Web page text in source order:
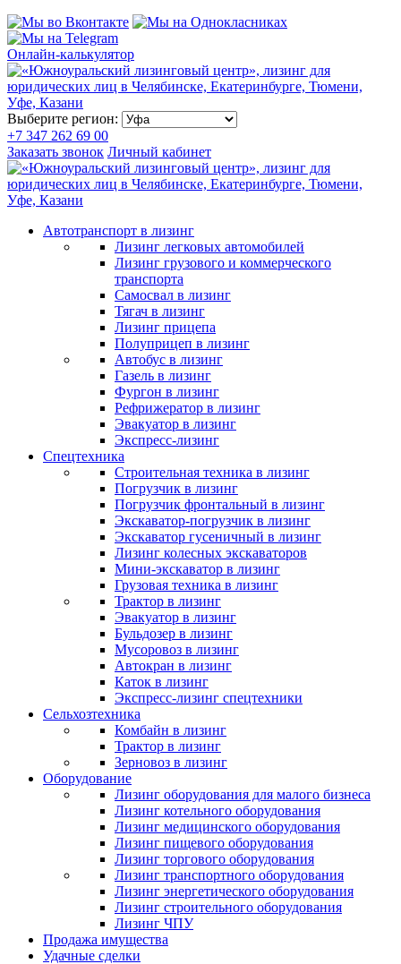
Онлайн-калькулятор
Выберите регион:
+7 347 262 69 00
Заказать звонок Личный кабинет
Автотранспорт в лизинг
Лизинг легковых автомобилей
Лизинг грузового и коммерческого
транспорта
Самосвал в лизинг
Тягач в лизинг
Лизинг прицепа
Полуприцеп в лизинг
Автобус в лизинг
Газель в лизинг
Фургон в лизинг
Рефрижератор в лизинг
Эвакуатор в лизинг
Экспресс-лизинг
Спецтехника
Строительная техника в лизинг
Погрузчик в лизинг
Погрузчик фронтальный в лизинг
Экскаватор-погрузчик в лизинг
Экскаватор гусеничный в лизинг
Лизинг колесных экскаваторов
Мини-экскаватор в лизинг
Грузовая техника в лизинг
Трактор в лизинг
Эвакуатор в лизинг
Бульдозер в лизинг
Мусоровоз в лизинг
Автокран в лизинг
Каток в лизинг
Экспресс-лизинг спецтехники
Сельхозтехника
Комбайн в лизинг
Трактор в лизинг
Зерновоз в лизинг
Оборудование
Лизинг оборудования для малого бизнеса
Лизинг котельного оборудования
Лизинг медицинского оборудования
Лизинг пищевого оборудования
Лизинг торгового оборудования
Лизинг транспортного оборудования
Лизинг энергетического оборудования
Лизинг строительного оборудования
Лизинг ЧПУ
Продажа имущества
Удачные сделки